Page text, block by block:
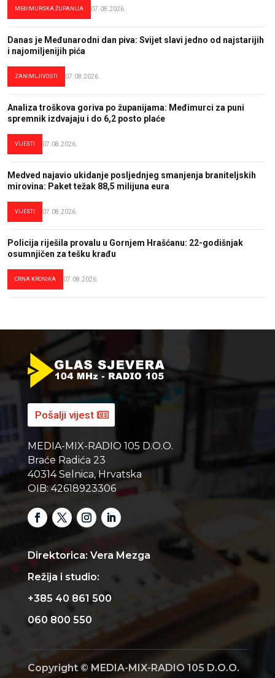
MEĐIMURSKA ŽUPANIJA 07.08.2026.
Danas je Međunarodni dan piva: Svijet slavi jedno od najstarijih
i najomiljenijih pića
ZANIMLJIVOSTI 07.08.2026.
Analiza troškova goriva po županijama: Međimurci za puni
spremnik izdvajaju i do 6,2 posto plaće
VIJESTI 07.08.2026.
Medved najavio ukidanje posljednjeg smanjenja braniteljskih
mirovina: Paket težak 88,5 milijuna eura
VIJESTI 07.08.2026.
Policija riješila provalu u Gornjem Hrašćanu: 22-godišnjak
osumnjičen za tešku krađu
CRNA KRONIKA 07.08.2026.
Pošalji vijest
MEDIA-MIX-RADIO 105 D.O.O.
Braće Radića 23
40314 Selnica, Hrvatska
OIB: 42618923306
Direktorica: Vera Mezga
Režija i studio:
+385 40 861 500
060 800 550
Copyright © MEDIA-MIX-RADIO 105 D.O.O.